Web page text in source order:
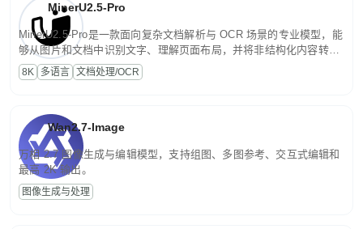
MinerU2.5-Pro
MinerU2.5-Pro是一款面向复杂文档解析与 OCR 场景的专业模型，能
够从图片和文档中识别文字、理解页面布局，并将非结构化内容转换
为便于存储、检索和二次处理的结构化结果。
8K 多语言 文档处理/OCR
Wan2.7-Image
万相 2.7 图像生成与编辑模型，支持组图、多图参考、交互式编辑和
最高 2K 输出。
图像生成与处理